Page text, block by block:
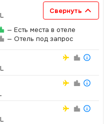
Свернуть
— Есть места в отеле
— Отель под запрос